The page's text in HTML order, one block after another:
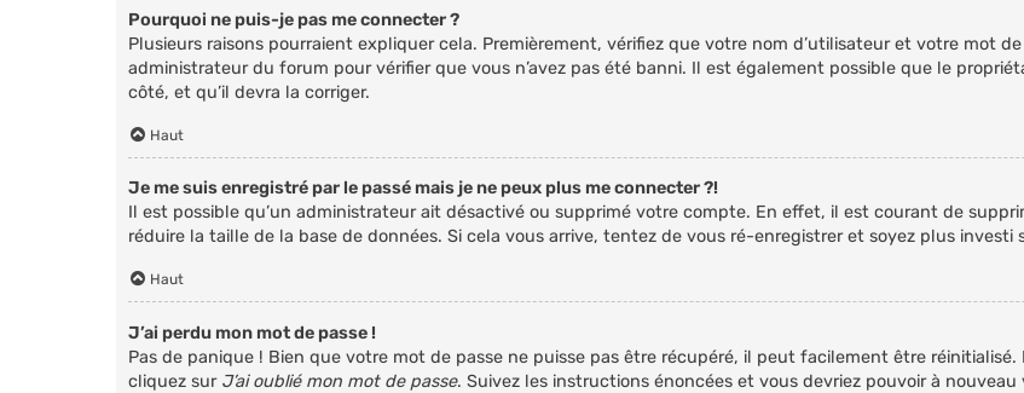
Pourquoi ne puis-je pas me connecter ?
Plusieurs raisons pourraient expliquer cela. Premièrement, vérifiez que votre nom d’utilisateur et votre mot
administrateur du forum pour vérifier que vous n’avez pas été banni. Il est également possible que le
côté, et qu’il devra la corriger.
Haut
Je me suis enregistré par le passé mais je ne peux plus me connecter ?!
Il est possible qu’un administrateur ait désactivé ou supprimé votre compte. En effet, il est courant de
réduire la taille de la base de données. Si cela vous arrive, tentez de vous ré-enregistrer et soyez plus investi
Haut
J’ai perdu mon mot de passe !
Pas de panique ! Bien que votre mot de passe ne puisse pas être récupéré, il peut facilement être
cliquez sur J’ai oublié mon mot de passe. Suivez les instructions énoncées et vous devriez pouvoir à nouveau